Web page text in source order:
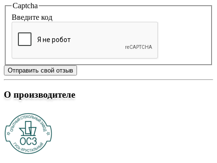
Captcha
Введите код
Отправить свой отзыв
О производителе